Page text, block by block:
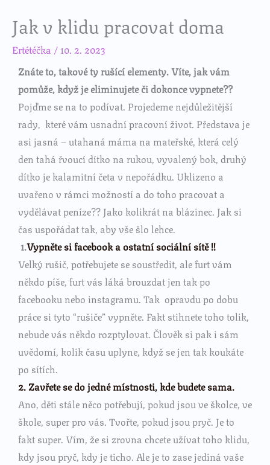
Jak v klidu pracovat doma
Ertétéčka / 10. 2. 2023
Znáteto, takové ty rušící elementy. Víte, jak vám
pomůže, když je eliminujete či dokonce vypnete??
Pojďme se na to podívat. Projedeme nejdůležitější
rady, které vám usnadní pracovní život. Představa je
asi jasná – utahaná máma na mateřské, která celý
den tahá řvoucí dítko na rukou, vyvalený bok, druhý
dítko je kalamitní četa v nepořádku. Uklizeno a
uvařeno v rámci možností a do toho pracovat a
vydělávat peníze?? Jako kolikrát na blázinec. Jak si
čas uspořádat tak, aby vše šlo lehce.
1.Vypněte si facebook a ostatní sociální sítě !!
Velký rušič, potřebujete se soustředit, ale furt vám
někdo píše, furt vás láká brouzdat jen tak po
facebooku nebo instagramu. Tak opravdu po dobu
práce si tyto “rušiče” vypněte. Fakt stihnete toho tolik,
nebude vás někdo rozptylovat. Člověk si pak i sám
uvědomí, kolik času uplyne, když se jen tak koukáte
po sítích.
2. Zavřete se do jedné místnosti, kde budete sama.
Ano, děti stále něco potřebují, pokud jsou ve školce, ve
škole, super pro vás. Tvořte, pokud jsou pryč. Je to
fakt super. Vím, že si zrovna chcete užívat toho klidu,
kdy jsou pryč, kdy je ticho. Ale je to zase jediná vaše